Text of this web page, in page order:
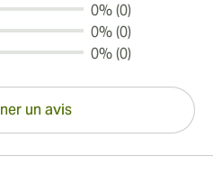
0% (0)
0% (0)
0% (0)
un avis